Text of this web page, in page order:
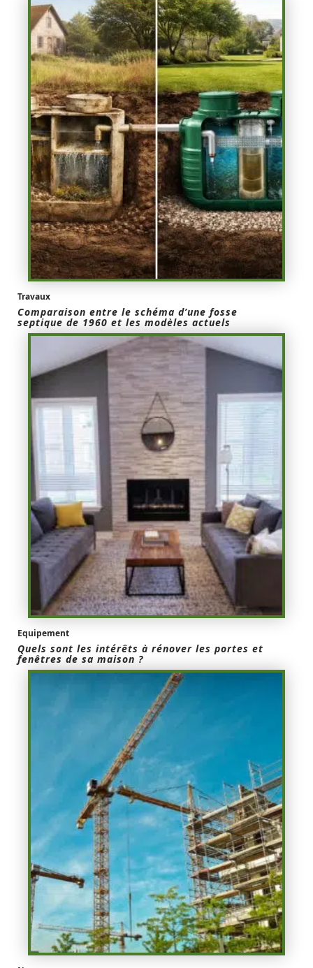
Travaux
Comparaison entre le schéma d’une fosse
septique de 1960 et les modèles actuels
Equipement
Quels sont les intérêts à rénover les portes et
fenêtres de sa maison ?